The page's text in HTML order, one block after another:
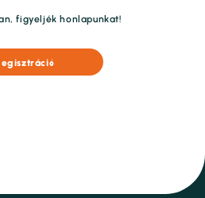
figyeljék honlapunkat!
egisztráció